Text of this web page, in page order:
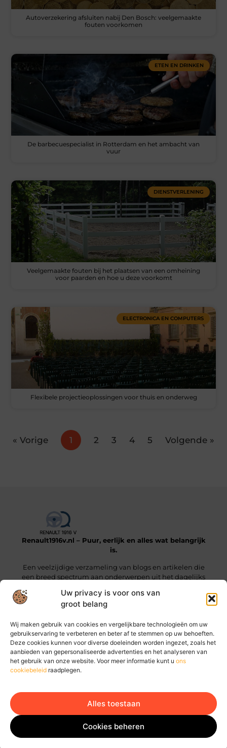
Uw privacy is voor ons van
groot belang
Wij maken gebruik van cookies en vergelijkbare technologieën om uw
gebruikservaring te verbeteren en beter af te stemmen op uw behoeften.
Deze cookies kunnen voor diverse doeleinden worden ingezet, zoals het
aanbieden van gepersonaliseerde advertenties en het analyseren van
het gebruik van onze website. Voor meer informatie kunt u ons
cookiebeleid raadplegen.
Alles toestaan
Cookies beheren
Ga Naar
Autoverzekering afsluiten nabij Den Bosch: veelgemaakte
fouten voorkomen
ETEN EN DRINKEN
De barbecuespecialist in Rotterdam en het ambacht van
vuur
DIENSTVERLENING
Veelgemaakte fouten bij het plaatsen van een omheining
voor paarden en hoe u deze voorkomt
ELECTRONICA EN COMPUTERS
Flexibele projectieoplossingen voor thuis en onderweg
« Vorige 1 2 3 4 5 Volgende »
Renault1916v.nl – Puur, eerlijk en alles wat belangrijk
is.
Een veelzijdige verzameling van blogs en artikelen die
een breed spectrum aan onderwerpen uit het dagelijks
Onze informatie
Bericht categorie
Website index
Cookiebeleid (EU)
@2025 www.renault1916v.nl. All Right Reserved.